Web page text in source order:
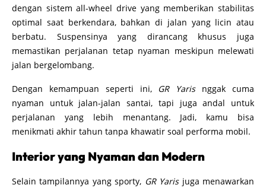
dengan sistem all-wheel drive yang memberikan stabilitas
optimal saat berkendara, bahkan di jalan yang licin atau
berbatu. Suspensinya yang dirancang khusus juga
memastikan perjalanan tetap nyaman meskipun melewati
jalan bergelombang.
Dengan kemampuan seperti ini, GR Yarisnggak cuma
nyaman untuk jalan-jalan santai, tapi juga andal untuk
perjalanan yang lebih menantang. Jadi, kamu bisa
menikmati akhir tahun tanpa khawatir soal performa mobil.
Interior yang Nyaman dan Modern
Selain tampilannya yang sporty, GR Yarisjuga menawarkan